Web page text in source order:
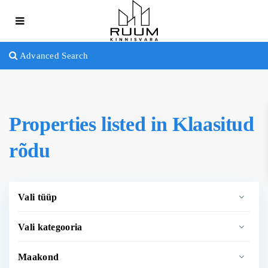
Advanced Search
Properties listed in Klaasitud
rõdu
Vali tüüp
Vali kategooria
Maakond